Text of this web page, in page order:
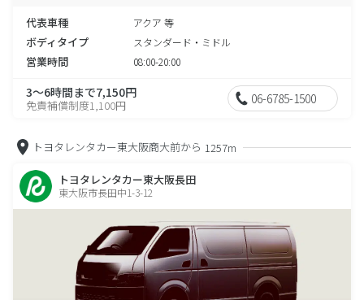
代表車種 アクア 等
ボディタイプ スタンダード・ミドル
営業時間 08:00-20:00
3～6時間まで7,150円
免責補償制度1,100円 06-6785-1500
トヨタレンタカー東大阪商大前から 1257m
トヨタレンタカー東大阪長田
東大阪市長田中1-3-12